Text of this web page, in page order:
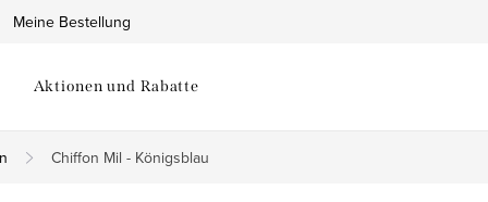
Meine Bestellung
Aktionen und Rabatte
Chiffon Mil - Königsblau